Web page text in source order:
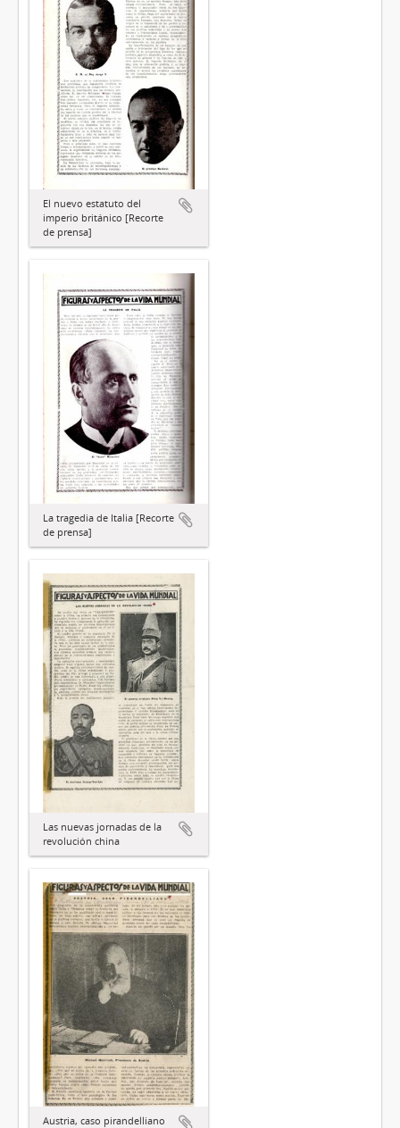
El nuevo estatuto del
imperio británico [Recorte
de prensa]
La tragedia de Italia [Recorte
de prensa]
Las nuevas jornadas de la
revolución china
Austria, caso pirandelliano